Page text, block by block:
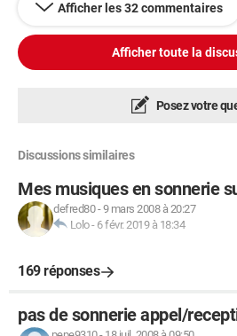
Afficher les 32 commentaires
Afficher toute la
Posez votre
Discussions similaires
Mes musiques en sonnerie
defred80-9 mars 2008 à 20:27
Lolo- 6 févr. 2019 à 18:34
169 réponses
pas de sonnerie appel/